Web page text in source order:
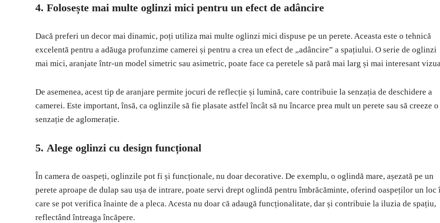
4. Folosește mai multe oglinzi mici pentru un efect de adâncire
Dacă preferi un decor mai dinamic, poți utiliza mai multe oglinzi mici dispuse pe un perete. Aceasta este o tehnică
excelentă pentru a adăuga profunzime camerei și pentru a crea un efect de „adâncire” a spațiului. O serie de oglinzi
mai mici, aranjate într-un model simetric sau asimetric, poate face ca peretele să pară mai larg și mai interesant
De asemenea, acest tip de aranjare permite jocuri de reflecție și lumină, care contribuie la senzația de deschidere a
camerei. Este important, însă, ca oglinzile să fie plasate astfel încât să nu încarce prea mult un perete sau să creeze o
senzație de aglomerație.
5. Alege oglinzi cu design funcțional
În camera de oaspeți, oglinzile pot fi și funcționale, nu doar decorative. De exemplu, o oglindă mare, așezată pe un
perete aproape de dulap sau ușa de intrare, poate servi drept oglindă pentru îmbrăcăminte, oferind oaspeților un loc
care se pot verifica înainte de a pleca. Acesta nu doar că adaugă funcționalitate, dar și contribuie la iluzia de spațiu,
reflectând întreaga încăpere.